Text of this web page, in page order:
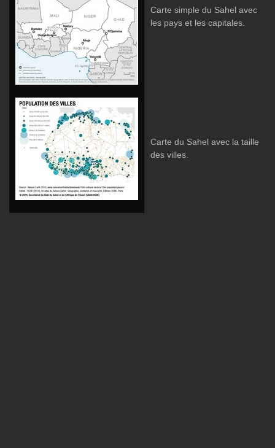
Carte simple du Sahel avec
les pays et les capitales.
Carte du Sahel avec la taille
des villes.